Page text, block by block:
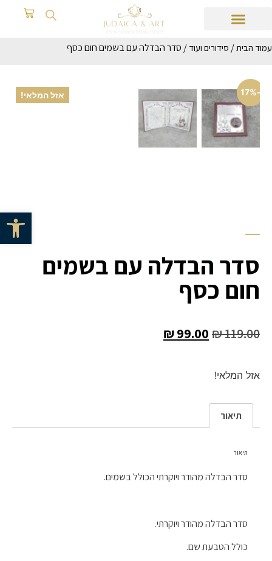
פתח
עמוד הבית/ סידורים ועוד / סדר הבדלה עם בשמים חום כסף
אזל המלאי! -17%
סדר הבדלה עם בשמים
חום כסף
₪119.00
₪99.00
אזל המלאי!
תיאור
תיאור
סדר הבדלה מהודר ויוקרתי הכולל בשמים.
סדר הבדלה מהודר ויוקרתי.
כולל הטבעת שם.